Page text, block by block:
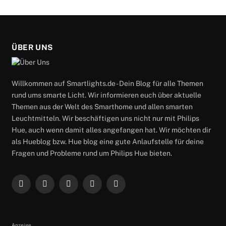
ÜBER UNS
Willkommen auf Smartlights.de - Dein Blog für alle Themen
rund ums smarte Licht. Wir informieren euch über aktuelle
Themen aus der Welt des Smarthome und allen smarten
Leuchtmitteln. Wir beschäftigen uns nicht nur mit Philips
Hue, auch wenn damit alles angefangen hat. Wir möchten dir
als Hueblog bzw. Hue blog eine gute Anlaufstelle für deine
Fragen und Probleme rund um Philips Hue bieten.
Facebook
X
Instagram
RSS YouTube